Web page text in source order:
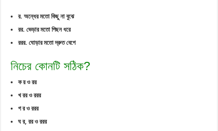
র. অন্ধের মতো কিছু না বুঝে
রর. ভেড়ার মতো পিছন ধরে
ররর. ঘোড়ার মতো দ্রুত বেগে
নিচের কোনটি সঠিক?
ক র ও রর
খ রর ও ররর
গ র ও ররর
ঘ র, রর ও ররর